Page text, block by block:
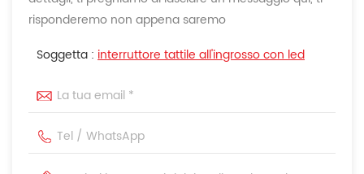
risponderemo non appena saremo
Soggetta : interruttore tattile all'ingrosso con led